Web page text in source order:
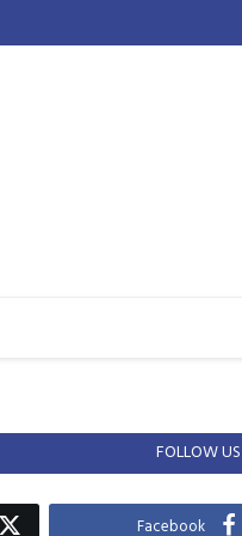
FOLLOW US
Facebook